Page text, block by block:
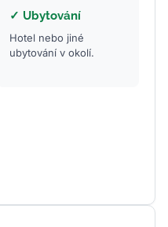
✓ Ubytování
Hotel nebo jiné
ubytování v okolí.